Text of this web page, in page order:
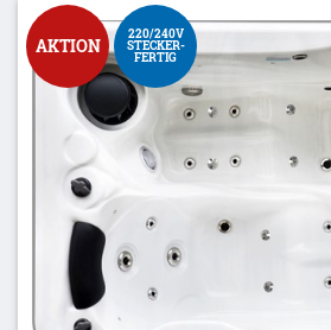
AKTION
220/240V
STECKER-
FERTIG